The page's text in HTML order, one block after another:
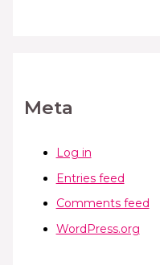
Meta
Log in
Entries feed
Comments feed
WordPress.org